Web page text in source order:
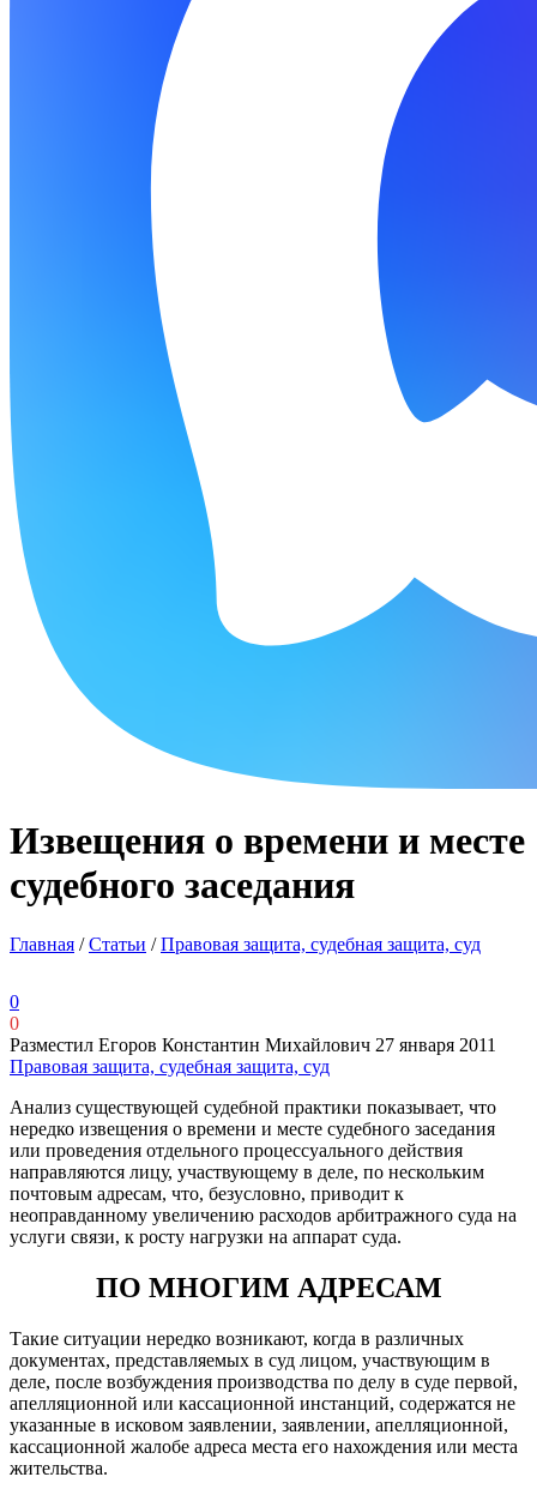
Извещения о времени и месте
судебного заседания
Главная /Статьи /Правовая защита, судебная защита, суд
0
0
Разместил Егоров Константин Михайлович 27 января 2011
Правовая защита, судебная защита, суд
Анализ существующей судебной практики показывает, что
нередко извещения о времени и месте судебного заседания
или проведения отдельного процессуального действия
направляются лицу, участвующему в деле, по нескольким
почтовым адресам, что, безусловно, приводит к
неоправданному увеличению расходов арбитражного суда на
услуги связи, к росту нагрузки на аппарат суда.
ПО МНОГИМ АДРЕСАМ
Такие ситуации нередко возникают, когда в различных
документах, представляемых в суд лицом, участвующим в
деле, после возбуждения производства по делу в суде первой,
апелляционной или кассационной инстанций, содержатся не
указанные в исковом заявлении, заявлении, апелляционной,
кассационной жалобе адреса места его нахождения или места
жительства.